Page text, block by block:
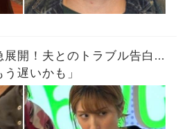
開！夫とのトラブル告白...
遅いかも」